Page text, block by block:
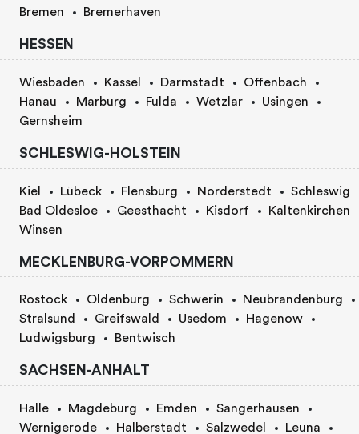
Bremen Bremerhaven
HESSEN
Wiesbaden Kassel Darmstadt
Offenbach
Hanau
Marburg Fulda Wetzlar
Usingen
Gernsheim
SCHLESWIG-HOLSTEIN
Kiel Lübeck Flensburg Norderstedt
Schleswig
Bad Oldesloe
Geesthacht Kisdorf
Kaltenkirchen
Winsen
MECKLENBURG-VORPOMMERN
Rostock Oldenburg Schwerin
Neubrandenburg
Stralsund
Greifswald Usedom
Hagenow
Ludwigsburg
Bentwisch
SACHSEN-ANHALT
Halle Magdeburg Emden
Sangerhausen
Wernigerode
Halberstadt Salzwedel Leuna